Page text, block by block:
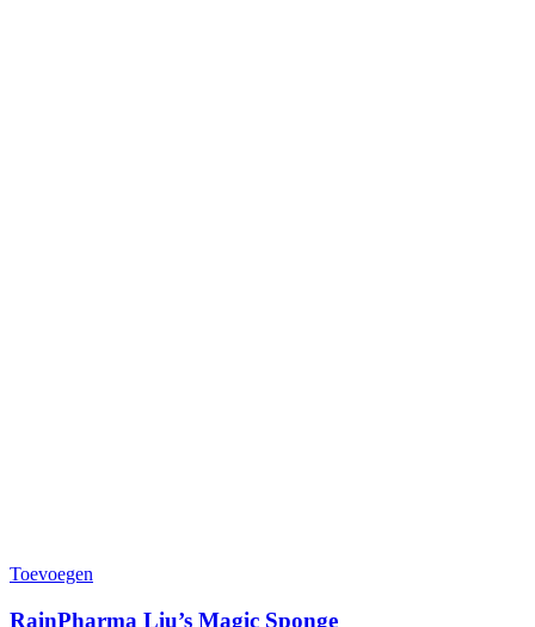
Toevoegen
RainPharma Liu’s Magic Sponge